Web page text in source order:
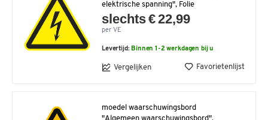
elektrische spanning", Folie
slechts € 22,99
per VE
Levertijd: Binnen 1-2 werkdagen bij u
Vergelijken Favorietenlijst
moedel waarschuwingsbord